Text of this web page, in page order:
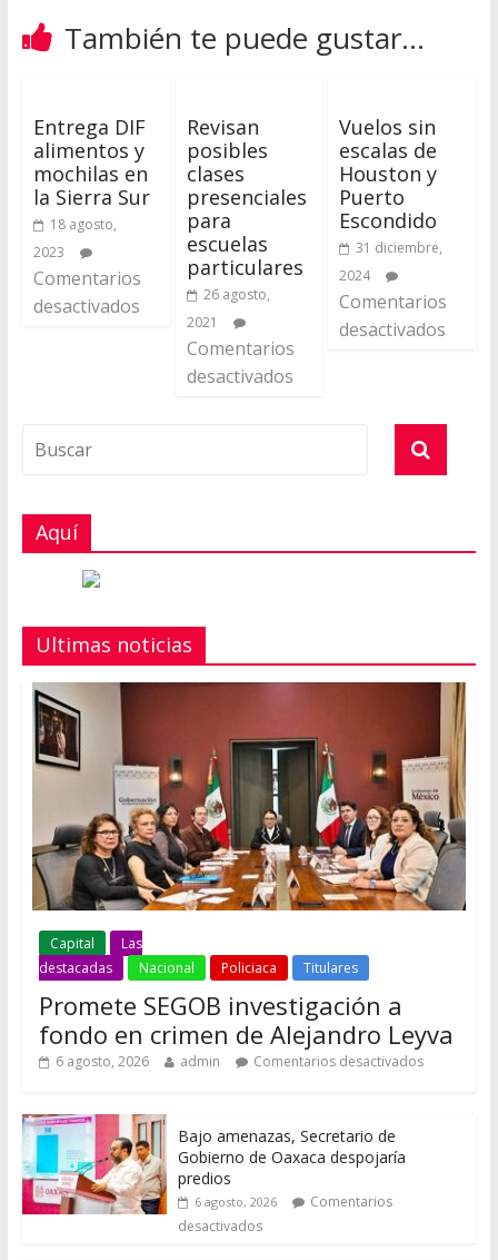
También te puede gustar...
Entrega DIF
alimentos y
mochilas en
la Sierra Sur
18 agosto,
2023
Comentarios
desactivados
Revisan
posibles
clases
presenciales
para
escuelas
particulares
26 agosto,
2021
Comentarios
desactivados
Vuelos sin
escalas de
Houston y
Puerto
Escondido
31 diciembre,
2024
Comentarios
desactivados
Aquí
Ultimas noticias
Capital
Las
destacadas
Nacional Policiaca Titulares
Promete SEGOB investigación a
fondo en crimen de Alejandro Leyva
6 agosto, 2026 admin Comentarios desactivados
Bajo amenazas, Secretario de
Gobierno de Oaxaca despojaría
predios
6 agosto, 2026
Comentarios
desactivados